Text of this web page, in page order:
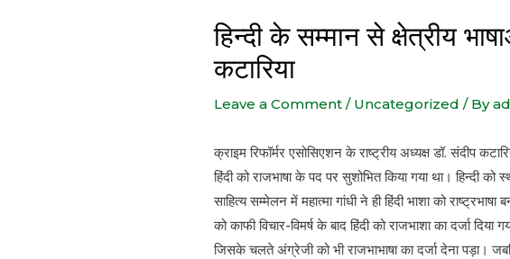
हिन्दी के सम्मान से क्षेत्रीय
कटारिया
Leave a Comment / Uncategorized / By
क्राइम रिफॉर्मर एसोसिएशन के राष्ट्रीय अध्यक्ष डॉ. संदीप
हिंदी को राजभाषा के पद पर सुशोभित किया गया था। हिन्दी को
साहित्य सम्मेलन में महात्मा गांधी ने ही हिंदी भाशा को
को काफी विचार-विमर्ष के बाद हिंदी को राजभाशा का दर्जा
जिसके चलते अंग्रेजी को भी राजभाभाषा का दर्जा देना पड़ा।